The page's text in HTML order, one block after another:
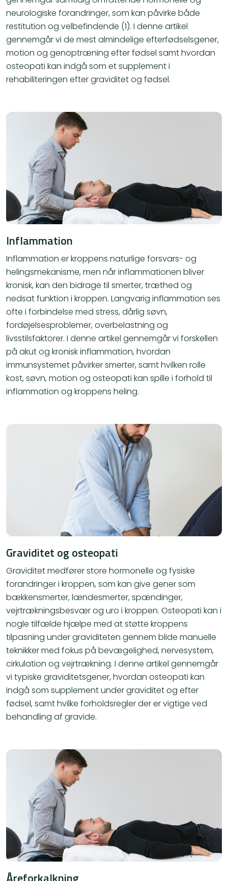
neurologiske forandringer, som kan påvirke både
restitution og velbefindende (1). I denne artikel
gennemgår vi de mest almindelige efterfødselsgener,
motion og genoptræning efter fødsel samt hvordan
osteopati kan indgå som et supplement i
rehabiliteringen efter graviditet og fødsel.
Inflammation
Inflammation er kroppens naturlige forsvars- og
helingsmekanisme, men når inflammationen bliver
kronisk, kan den bidrage til smerter, træthed og
nedsat funktion i kroppen. Langvarig inflammation ses
ofte i forbindelse med stress, dårlig søvn,
fordøjelsesproblemer, overbelastning og
livsstilsfaktorer. I denne artikel gennemgår vi forskellen
på akut og kronisk inflammation, hvordan
immunsystemet påvirker smerter, samt hvilken rolle
kost, søvn, motion og osteopati kan spille i forhold til
inflammation og kroppens heling.
Graviditet og osteopati
Graviditet medfører store hormonelle og fysiske
forandringer i kroppen, som kan give gener som
bækkensmerter, lændesmerter, spændinger,
vejrtrækningsbesvær og uro i kroppen. Osteopati kan i
nogle tilfælde hjælpe med at støtte kroppens
tilpasning under graviditeten gennem blide manuelle
teknikker med fokus på bevægelighed, nervesystem,
cirkulation og vejrtrækning. I denne artikel gennemgår
vi typiske graviditetsgener, hvordan osteopati kan
indgå som supplement under graviditet og efter
fødsel, samt hvilke forholdsregler der er vigtige ved
behandling af gravide.